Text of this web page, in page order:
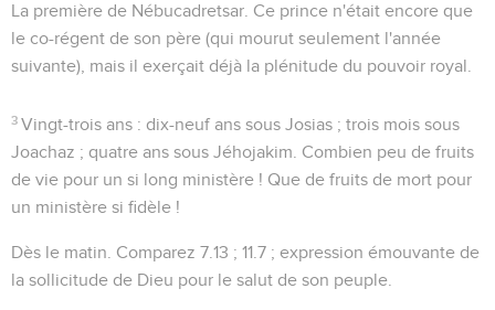
La première de Nébucadretsar . Ce prince n'était encore que
le co-régent de son père (qui mourut seulement l'année
suivante), mais il exerçait déjà la plénitude du pouvoir royal.
3 Vingt-trois ans : dix-neuf ans sous Josias ; trois mois sous
Joachaz ; quatre ans sous Jéhojakim. Combien peu de fruits
de vie pour un si long ministère ! Que de fruits de mort pour
un ministère si fidèle !
Dès le matin . Comparez 7.13 ; 11.7 ; expression émouvante de
la sollicitude de Dieu pour le salut de son peuple.